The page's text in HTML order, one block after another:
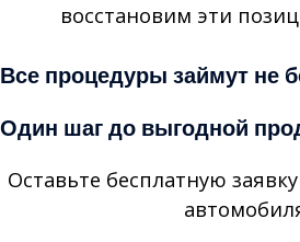
восстановим эти
Все процедуры займут не
Один шаг до выгодной
Оставьте бесплатную